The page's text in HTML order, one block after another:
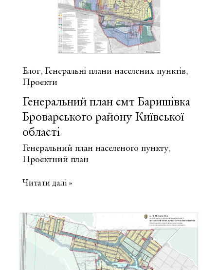
Блог, Генеральні плани населених пунктів,
Проєкти
Генеральний план смт Баришівка
Броварського району Київської
області
Генеральний план населеного пункту,
Проєктний план
Генеральний
Баришівка
Броварського
району
Київської
Читати далі »